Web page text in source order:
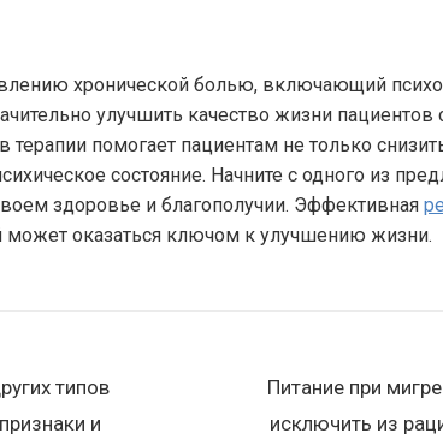
хронической болью, включающий
улучшить качество жизни пациентов
помогает пациентам не только
состояние. Начните с одного из
здоровье и благополучии. Эффективная
может оказаться ключом к улучшению жизни.
типов
и
Следующая
Питание при
исключить из